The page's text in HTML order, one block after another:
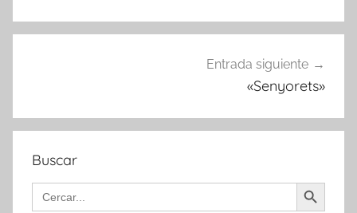
Entrada siguiente
«Senyorets»
Buscar
Buscar: Botón de búsqueda